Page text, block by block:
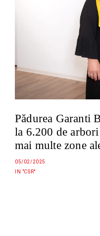
Pădurea Garanti
la 6.200 de
mai multe zone
05/02/2025
IN "CSR"